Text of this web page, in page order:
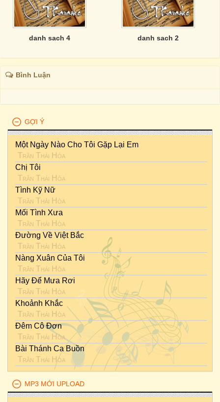
danh sach 4 danh sach 2
Bình Luận
GỢI Ý
Một Ngày Nào Cho Tôi Gặp Lại Em
Trần Thái Hòa
Chị Tôi
Trần Thái Hòa
Tình Kỹ Nữ
Trần Thái Hòa
Mối Tình Xưa
Trần Thái Hòa
Đường Về Việt Bắc
Trần Thái Hòa
Nàng Xuân Của Tôi
Trần Thái Hòa
Hãy Để Mưa Rơi
Trần Thái Hòa
Khoảnh Khắc
Trần Thái Hòa
Đêm Cô Đơn
Trần Thái Hòa
Bài Thánh Ca Buồn
Trần Thái Hòa
MP3 MỚI UPLOAD